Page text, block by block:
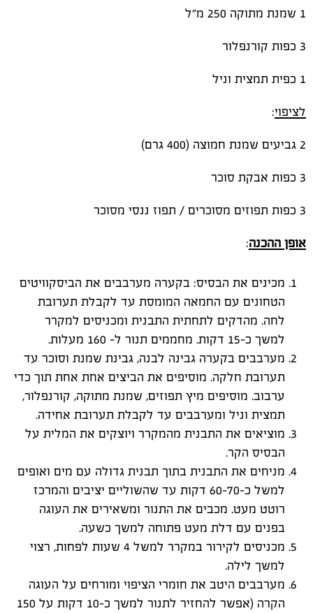
1 שמנת מתוקה 250 מ"ל
3 כפות קורנפלור
1 כפית תמצית וניל
לציפוי:
2 גביעים שמנת חמוצה (400 גרם)
3 כפות אבקת סוכר
3 כפות תפוזים מסוכרים / תפוז ננסי מסוכר
אופן ההכנה:
מכינים את הבסיס: בקערה מערבבים את הביסקוויטים
הטחונים עם החמאה המומסת עד לקבלת תערובת
לחה. מהדקים לתחתית התבנית ומכניסים למקרר
למשך כ-15 דקות. מחממים תנור ל- 160 מעלות.
מערבבים בקערה גבינה לבנה, גבינת שמנת וסוכר עד
תערובת חלקה. מוסיפים את הביצים אחת אחת תוך כדי
ערבוב. מוסיפים מיץ תפוזים, שמנת מתוקה, קורנפלור,
תמצית וניל ומערבבים עד לקבלת תערובת אחידה.
מוציאים את התבנית מהמקרר ויוצקים את המלית על
הבסיס הקר.
מניחים את התבנית בתוך תבנית גדולה עם מים ואופים
למשל כ-60-70 דקות עד שהשוליים יציבים והמרכז
רוטט מעט. מכבים את התנור ומשאירים את העוגה
בפנים עם דלת מעט פתוחה למשך כשעה.
מכניסים לקירור במקרר למשל 4 שעות לפחות, רצוי
למשך לילה.
מערבבים היטב את חומרי הציפוי ומורחים על העוגה
הקרה (אפשר להחזיר לתנור למשך כ-10 דקות על 150